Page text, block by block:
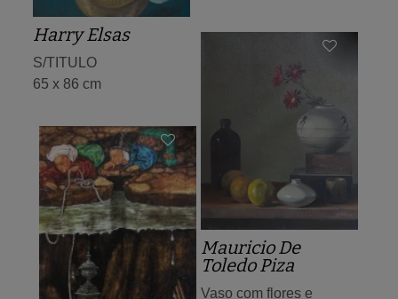
Harry Elsas
S/TITULO
65 x 86 cm
Mauricio De
Toledo Piza
Vaso com flores e